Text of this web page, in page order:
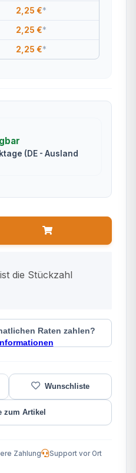
2,25 €*
2,25 €*
2,25 €*
(DE - Ausland
die Stückzahl
Raten zahlen?
zum Artikel
Zahlung Support vor Ort